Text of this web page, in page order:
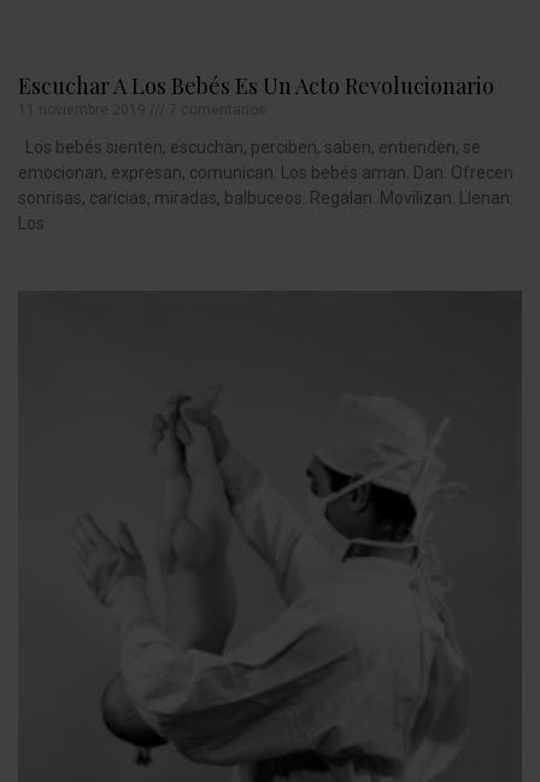
Escuchar A Los Bebés Es Un Acto Revolucionario
Los bebés sienten, escuchan, perciben, saben, entienden, se
emocionan, expresan, comunican. Los bebés aman. Dan. Ofrecen
sonrisas, caricias, miradas, balbuceos. Regalan. Movilizan. Llenan.
Los